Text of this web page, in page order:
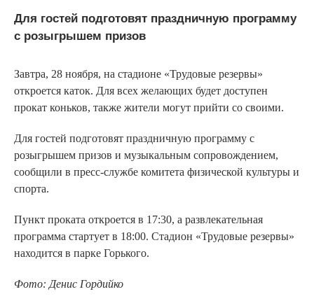
Для гостей подготовят праздничную программу
с розыгрышем призов
Завтра, 28 ноября, на стадионе «Трудовые резервы»
откроется каток. Для всех желающих будет доступен
прокат коньков, также жители могут прийти со своими.
Для гостей подготовят праздничную программу с
розыгрышем призов и музыкальным сопровождением,
сообщили в пресс-службе комитета физической культуры и
спорта.
Пункт проката откроется в 17:30, а развлекательная
программа стартует в 18:00. Стадион «Трудовые резервы»
находится в парке Горького.
Фото: Денис Гордийко